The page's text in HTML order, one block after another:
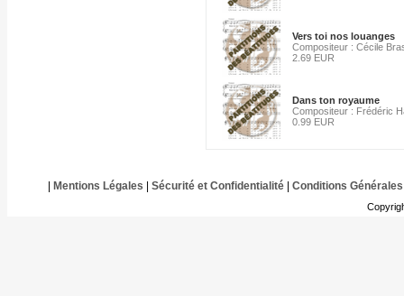
Vers toi nos louanges
Compositeur : Cécile
2.69 EUR
Dans ton royaume
Compositeur : Frédéric
0.99 EUR
Mentions Légales Sécurité et Confidentialité| Conditions Générales